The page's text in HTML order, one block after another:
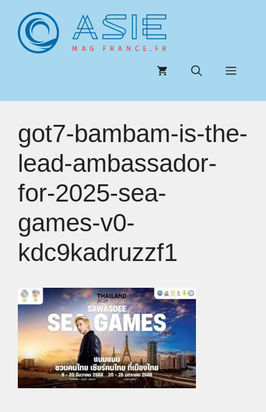
contenu
Menu
got7-bambam-is-the-
lead-ambassador-
for-2025-sea-
games-v0-
kdc9kadruzzf1